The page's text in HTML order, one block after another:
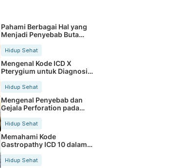
Pahami Berbagai Hal yang
Menjadi Penyebab Buta
Hidup Sehat
Mengenal Kode ICD X
Pterygium untuk Diagnosis
Hidup Sehat
Mengenal Penyebab dan
Gejala Perforation pada
Tubuh
Hidup Sehat
Memahami Kode
Gastropathy ICD 10 dalam
Rekam Medis Pasien
Hidup Sehat